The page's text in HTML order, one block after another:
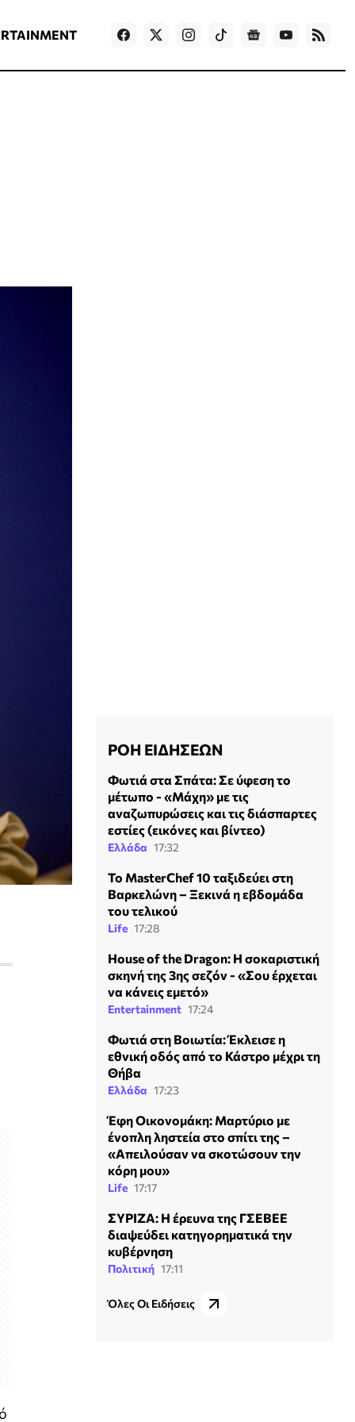
Games
ΡΟΗ ΕΙΔΗΣΕΩΝ
Φωτιά στα Σπάτα: Σε ύφεση το
μέτωπο - «Μάχη» με τις
αναζωπυρώσεις και τις διάσπαρτες
εστίες (εικόνες και βίντεο)
Ελλάδα 17:32
Το MasterChef 10 ταξιδεύει στη
Βαρκελώνη – Ξεκινά η εβδομάδα
του τελικού
Life 17:28
House of the Dragon: Η σοκαριστική
σκηνή της 3ης σεζόν - «Σου έρχεται
να κάνεις εμετό»
Entertainment 17:24
Φωτιά στη Βοιωτία: Έκλεισε η
εθνική οδός από το Κάστρο μέχρι τη
Θήβα
Ελλάδα 17:23
Έφη Οικονομάκη: Μαρτύριο με
ένοπλη ληστεία στο σπίτι της –
«Απειλούσαν να σκοτώσουν την
κόρη μου»
Life 17:17
ΣΥΡΙΖΑ: Η έρευνα της ΓΣΕΒΕΕ
διαψεύδει κατηγορηματικά την
κυβέρνηση
Πολιτική 17:11
Όλες Οι Ειδήσεις